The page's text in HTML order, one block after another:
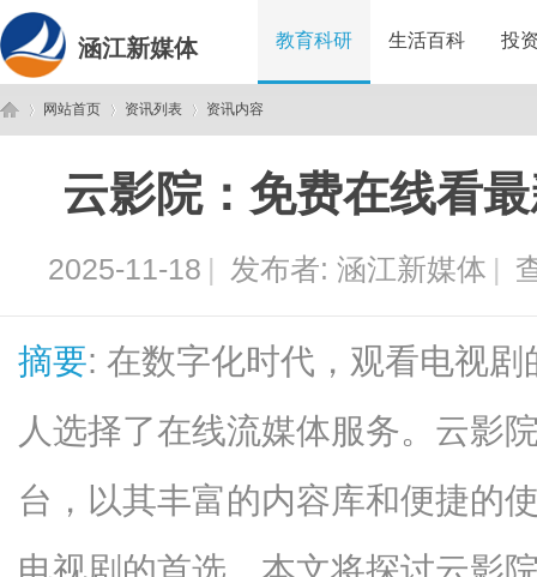
涵江新媒体 教育科研 生活百科 投
网站首页
›
资讯列表
›
资讯内容
云影院：免费在线看
2025-11-18 | 发布者: 涵江新媒体 |
摘要: 在数字化时代，观看电视
人选择了在线流媒体服务。云影
台，以其丰富的内容库和便捷的